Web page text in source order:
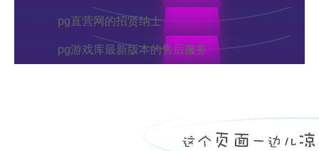
pg直营网的招贤纳士
pg游戏库最新版本的售后服务